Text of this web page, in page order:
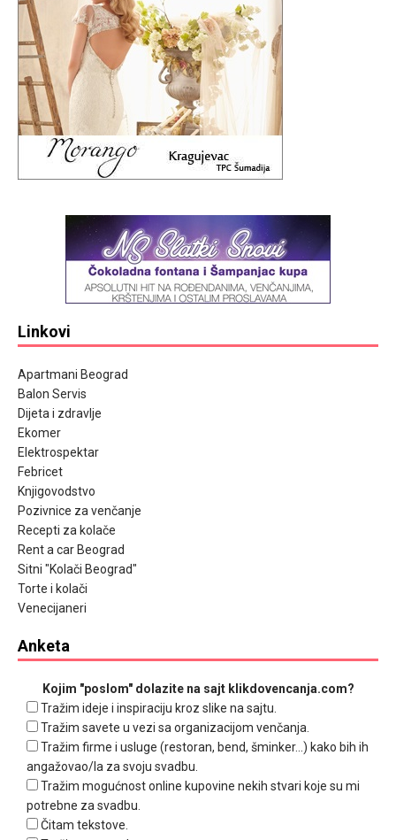
Linkovi
Apartmani Beograd
Balon Servis
Dijeta i zdravlje
Ekomer
Elektrospektar
Febricet
Knjigovodstvo
Pozivnice za venčanje
Recepti za kolače
Rent a car Beograd
Sitni "Kolači Beograd"
Torte i kolači
Venecijaneri
Anketa
Kojim "poslom" dolazite na sajt klikdovencanja.com?
Tražim ideje i inspiraciju kroz slike na sajtu.
Tražim savete u vezi sa organizacijom venčanja.
Tražim firme i usluge (restoran, bend, šminker...) kako bih ih
angažovao/la za svoju svadbu.
Tražim mogućnost online kupovine nekih stvari koje su mi
potrebne za svadbu.
Čitam tekstove.